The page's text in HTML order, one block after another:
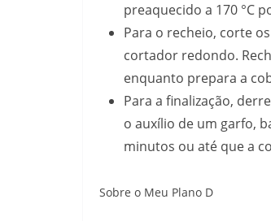
preaquecido a 170 °C
Para o recheio, corte
cortador redondo.
enquanto prepara a
Para a finalização,
o auxílio de um garfo,
minutos ou até que a
Sobre o Meu Plano D